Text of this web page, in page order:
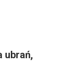
ubrań,